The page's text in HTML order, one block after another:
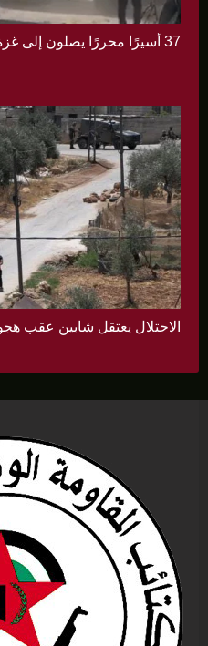
37 أسيرًا محررًا يصلون إلى غزة عبر معبر كرم أبو سالم
الاحتلال يعتقل شابين عقب